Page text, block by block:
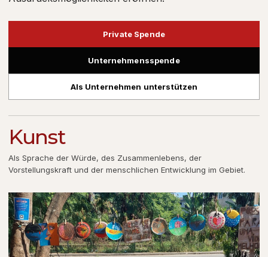
Private Spende
Unternehmensspende
Als Unternehmen unterstützen
Kunst
Als Sprache der Würde, des Zusammenlebens, der
Vorstellungskraft und der menschlichen Entwicklung im Gebiet.